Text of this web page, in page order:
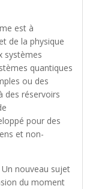
est à
de la physique
systèmes
quantiques
ou des
des réservoirs
pour des
et non-
nouveau sujet
du moment